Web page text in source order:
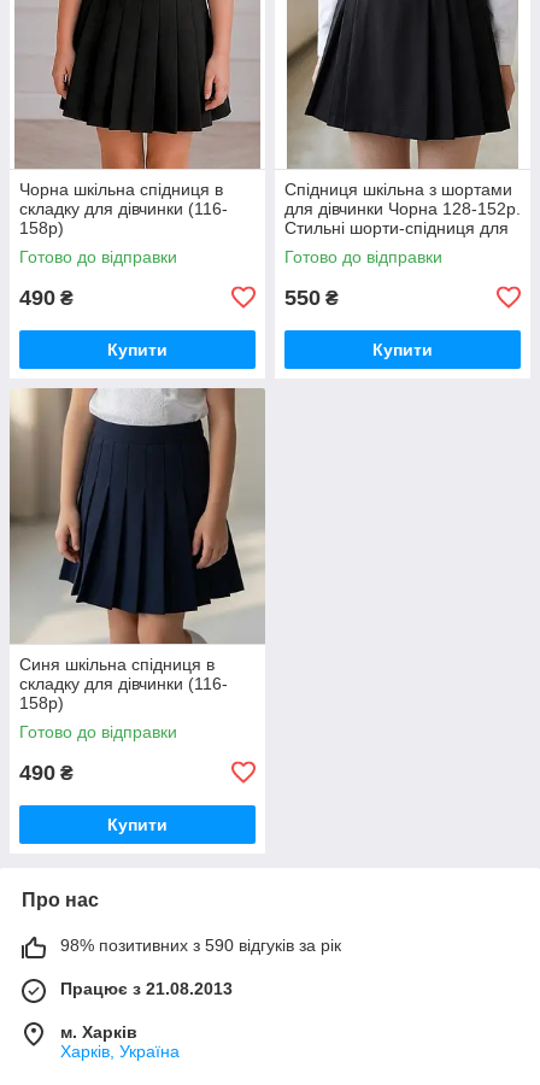
Чорна шкільна спідниця в
складку для дівчинки (116-
158р)
Готово до відправки
490 ₴
Купити
Спідниця шкільна з шортами
для дівчинки Чорна 128-152р.
Стильні шорти-спідниця для
дівчаток Шкільні шорти-
спідниця
Готово до відправки
550 ₴
Купити
Синя шкільна спідниця в
складку для дівчинки (116-
158р)
Готово до відправки
490 ₴
Купити
Про нас
98% позитивних з 590 відгуків за рік
Працює з 21.08.2013
м. Харків
Харків, Україна